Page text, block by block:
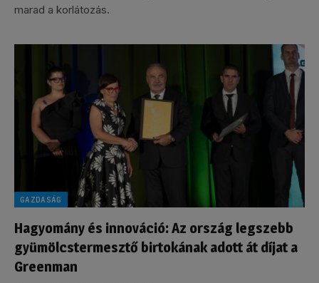
marad a korlátozás.
GAZDASÁG
Hagyomány és innováció: Az ország legszebb
gyümölcstermesztő birtokának adott át díjat a
Greenman